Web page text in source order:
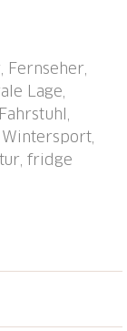
km.
Fernseher,
Lage,
fridge